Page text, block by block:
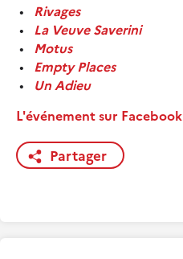
Rivages
La Veuve Saverini
Motus
Empty Places
Un Adieu
L'événement sur Facebook
Partager